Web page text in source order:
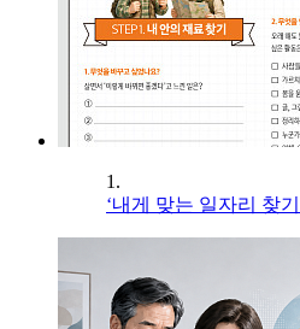
1.
‘내게 맞는 일자리 찾